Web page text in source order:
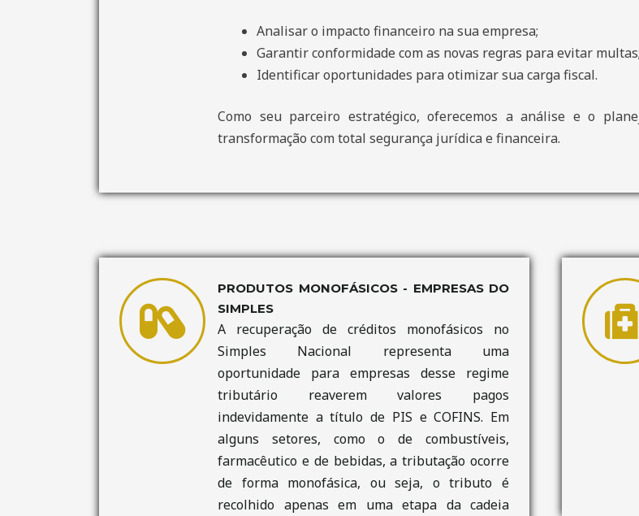
Analisar o impacto financeiro na sua empresa;
Garantir conformidade com as novas regras para evitar multas;
Identificar oportunidades para otimizar sua carga fiscal.
Como seu parceiro estratégico, oferecemos a análise e o
transformação com total segurança jurídica e financeira.
PRODUTOS MONOFÁSICOS - EMPRESAS DO
SIMPLES
A recuperação de créditos monofásicos no
Simples Nacional representa uma
oportunidade para empresas desse regime
tributário reaverem valores pagos
indevidamente a título de PIS e COFINS. Em
alguns setores, como o de combustíveis,
farmacêutico e de bebidas, a tributação ocorre
de forma monofásica, ou seja, o tributo é
recolhido apenas em uma etapa da cadeia